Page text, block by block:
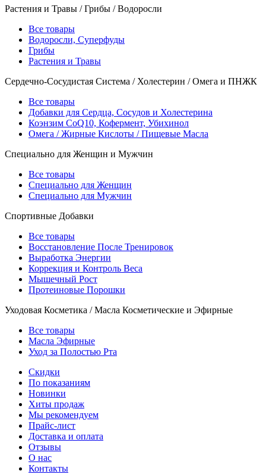
Растения и Травы / Грибы / Водоросли
Все товары
Водоросли, Суперфуды
Грибы
Растения и Травы
Сердечно-Сосудистая Система / Холестерин / Омега и ПНЖК
Все товары
Добавки для Сердца, Сосудов и Холестерина
Коэнзим CoQ10, Кофермент, Убихинол
Омега / Жирные Кислоты / Пищевые Масла
Специально для Женщин и Мужчин
Все товары
Специально для Женщин
Специально для Мужчин
Спортивные Добавки
Все товары
Восстановление После Тренировок
Выработка Энергии
Коррекция и Контроль Веса
Мышечный Рост
Протеиновые Порошки
Уходовая Косметика / Масла Косметические и Эфирные
Все товары
Масла Эфирные
Уход за Полостью Рта
Скидки
По показаниям
Новинки
Хиты продаж
Мы рекомендуем
Прайс-лист
Доставка и оплата
Отзывы
О нас
Контакты